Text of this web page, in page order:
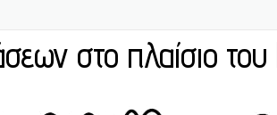
στο πλαίσιο